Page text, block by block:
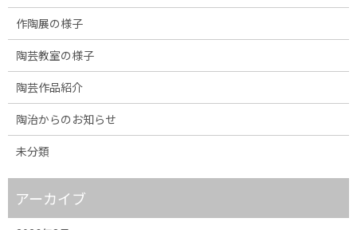
作陶展の様子
陶芸教室の様子
陶芸作品紹介
陶治からのお知らせ
未分類
アーカイブ